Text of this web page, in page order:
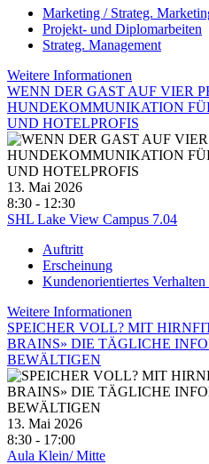
Marketing / Strateg.
Projekt- und Diplomarbeiten
Strateg. Management
Weitere Informationen
WENN DER GAST AUF VIER
HUNDEKOMMUNIKATION
UND HOTELPROFIS
13. Mai 2026
8:30 - 12:30
SHL Lake View Campus 7.04
Auftritt
Erscheinung
Kundenorientiertes
Weitere Informationen
SPEICHER VOLL? MIT
BRAINS» DIE TÄGLICHE
BEWÄLTIGEN
13. Mai 2026
8:30 - 17:00
Aula Klein/ Mitte